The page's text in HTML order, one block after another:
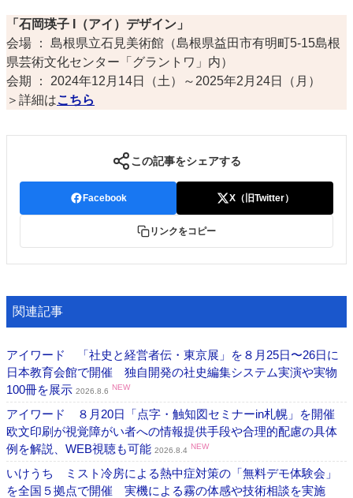
「石岡瑛子 I（アイ）デザイン」
会場 ： 島根県立石見美術館（島根県益田市有明町5-15島根
県芸術文化センター「グラントワ」内）
会期 ： 2024年12月14日（土）～2025年2月24日（月）
＞詳細はこちら
この記事をシェアする
Facebook X（旧Twitter）
リンクをコピー
関連記事
アイワード 「社史と経営者伝・東京展」を８月25日〜26日に
日本教育会館で開催 独自開発の社史編集システム実演や実物
100冊を展示 2026.8.6 NEW
アイワード ８月20日「点字・触知図セミナーin札幌」を開催
欧文印刷が視覚障がい者への情報提供手段や合理的配慮の具体
例を解説、WEB視聴も可能 2026.8.4 NEW
いけうち ミスト冷房による熱中症対策の「無料デモ体験会」
を全国５拠点で開催 実機による霧の体感や技術相談を実施